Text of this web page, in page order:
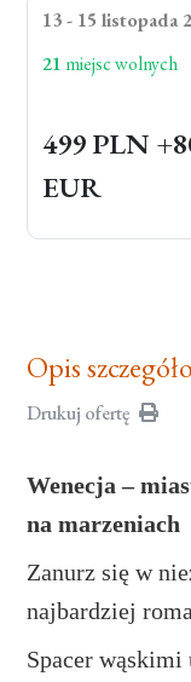
13 - 15 listopada
21 miejsc wolnych
499 PLN
EUR
Opis
Drukuj ofertę
Wenecja –
na marzeniach
Zanurz się w
najbardziej
Spacer